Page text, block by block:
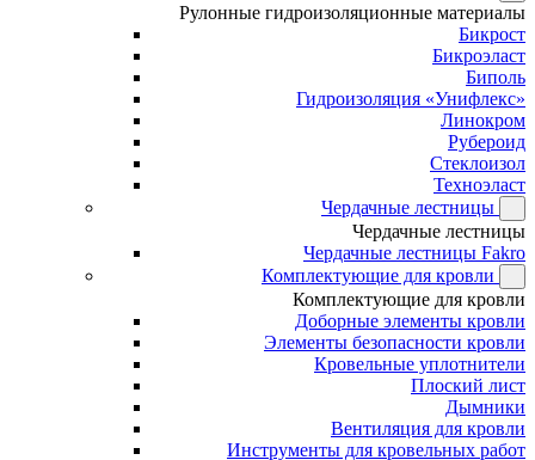
Рулонные гидроизоляционные материалы
Бикрост
Бикроэласт
Биполь
Гидроизоляция «Унифлекс»
Линокром
Рубероид
Стеклоизол
Техноэласт
Чердачные лестницы
Чердачные лестницы
Чердачные лестницы Fakro
Комплектующие для кровли
Комплектующие для кровли
Доборные элементы кровли
Элементы безопасности кровли
Кровельные уплотнители
Плоский лист
Дымники
Вентиляция для кровли
Инструменты для кровельных работ